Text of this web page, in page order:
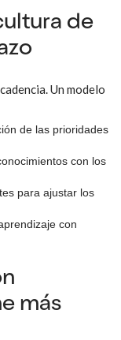
de
Un modelo
de las prioridades
con los
para ajustar los
con
más